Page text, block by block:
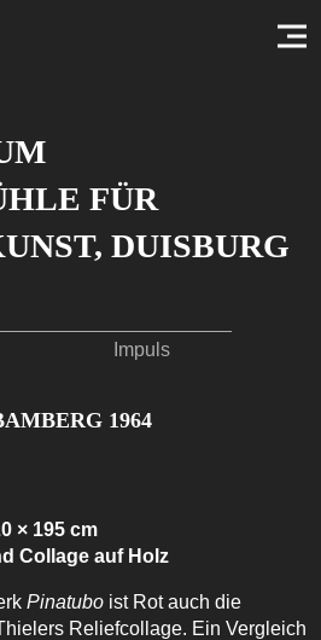
FÜR
DUISBURG
Impuls
1964
× 195 cm
Collage auf Holz
Pinatubo ist Rot auch die
Reliefcollage. Ein Vergleich